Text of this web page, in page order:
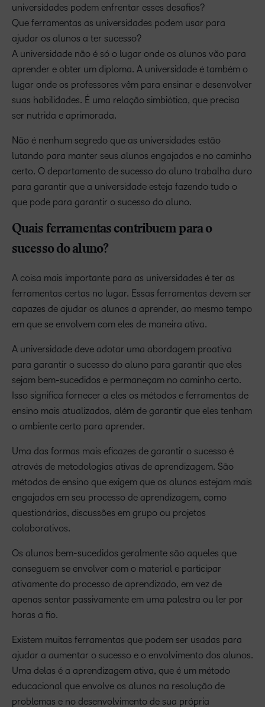
universidades podem enfrentar esses desafios?
Que ferramentas as universidades podem usar para
ajudar os alunos a ter sucesso?
A universidade não é só o lugar onde os alunos vão para
aprender e obter um diploma. A universidade é também o
lugar onde os professores vêm para ensinar e desenvolver
suas habilidades. É uma relação simbiótica, que precisa
ser nutrida e aprimorada.
Não é nenhum segredo que as universidades estão
lutando para manter seus alunos engajados e no caminho
certo. O departamento de sucesso do aluno trabalha duro
para garantir que a universidade esteja fazendo tudo o
que pode para garantir o sucesso do aluno.
Quais ferramentas contribuem para o
sucesso do aluno?
A coisa mais importante para as universidades é ter as
ferramentas certas no lugar. Essas ferramentas devem ser
capazes de ajudar os alunos a aprender, ao mesmo tempo
em que se envolvem com eles de maneira ativa.
A universidade deve adotar uma abordagem proativa
para garantir o sucesso do aluno para garantir que eles
sejam bem-sucedidos e permaneçam no caminho certo.
Isso significa fornecer a eles os métodos e ferramentas de
ensino mais atualizados, além de garantir que eles tenham
o ambiente certo para aprender.
Uma das formas mais eficazes de garantir o sucesso é
através de metodologias ativas de aprendizagem. São
métodos de ensino que exigem que os alunos estejam mais
engajados em seu processo de aprendizagem, como
questionários, discussões em grupo ou projetos
colaborativos.
Os alunos bem-sucedidos geralmente são aqueles que
conseguem se envolver com o material e participar
ativamente do processo de aprendizado, em vez de
apenas sentar passivamente em uma palestra ou ler por
horas a fio.
Existem muitas ferramentas que podem ser usadas para
ajudar a aumentar o sucesso e o envolvimento dos alunos.
Uma delas é a aprendizagem ativa, que é um método
educacional que envolve os alunos na resolução de
problemas e no desenvolvimento de sua própria